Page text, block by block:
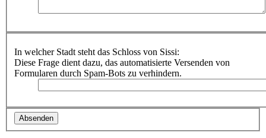
In welcher Stadt steht das Schloss von Sissi:
Diese Frage dient dazu, das automatisierte Versenden von
Formularen durch Spam-Bots zu verhindern.